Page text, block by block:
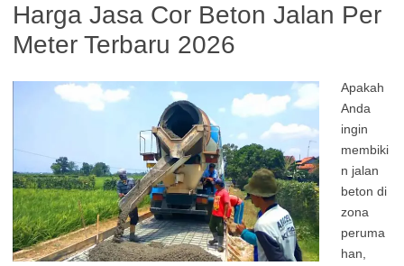
Harga Jasa Cor Beton Jalan Per
Meter Terbaru 2026
Apakah
Anda
ingin
membiki
n jalan
beton di
zona
peruma
han,